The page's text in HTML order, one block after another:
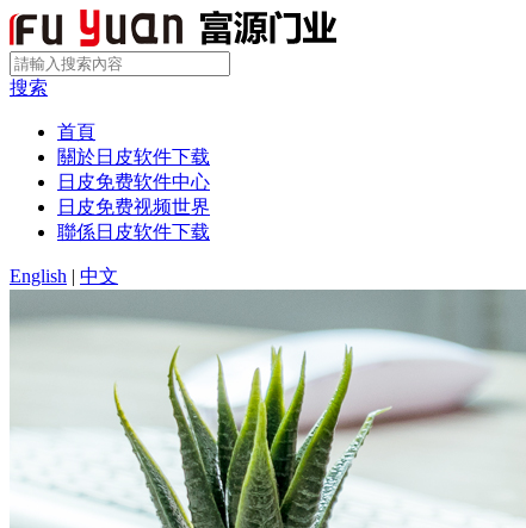
搜索
首頁
關於日皮软件下载
日皮免费软件中心
日皮免费视频世界
聯係日皮软件下载
English | 中文